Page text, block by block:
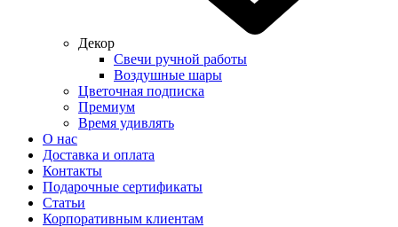
Декор
Свечи ручной работы
Воздушные шары
Цветочная подписка
Премиум
Время удивлять
О нас
Доставка и оплата
Контакты
Подарочные сертификаты
Статьи
Корпоративным клиентам